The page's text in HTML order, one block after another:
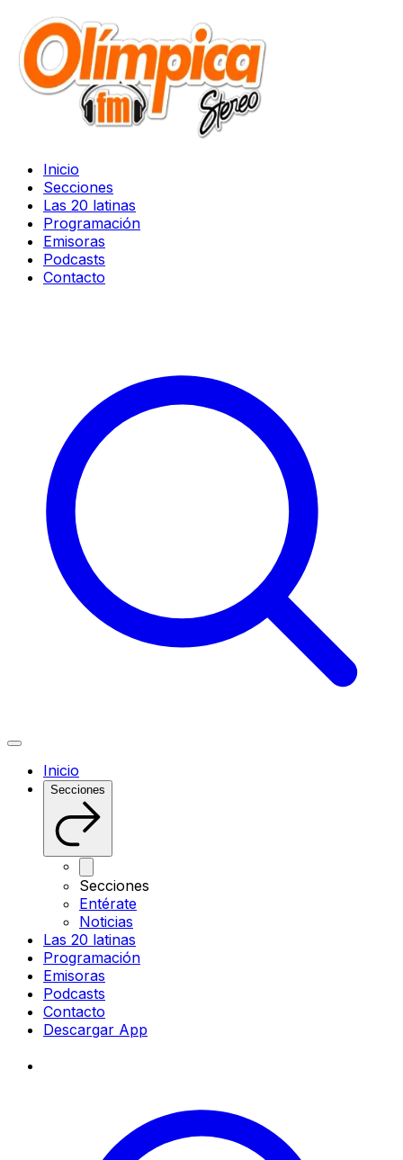
Inicio
Secciones
Las 20 latinas
Programación
Emisoras
Podcasts
Contacto
Inicio
Secciones
Secciones
Entérate
Noticias
Las 20 latinas
Programación
Emisoras
Podcasts
Contacto
Descargar App